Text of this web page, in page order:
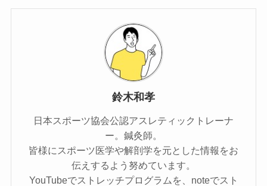
鈴木和孝
日本スポーツ協会公認アスレティックトレーナ
ー。鍼灸師。
皆様にスポーツ医学や解剖学を元とした情報をお
伝えするよう努めています。
YouTubeでストレッチプログラムを、noteでスト